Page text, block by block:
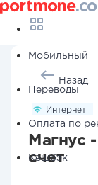
Мобильный
Переводы
Оплата по
Кешбэк
Назад
Интернет
Магнус
счет